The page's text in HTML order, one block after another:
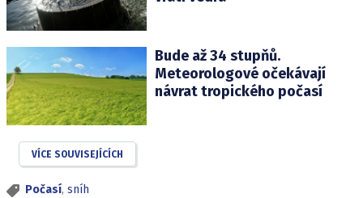
Bude až 34 stupňů.
Meteorologové očekávají
návrat tropického počasí
VÍCE SOUVISEJÍCÍCH
Počasí, sníh